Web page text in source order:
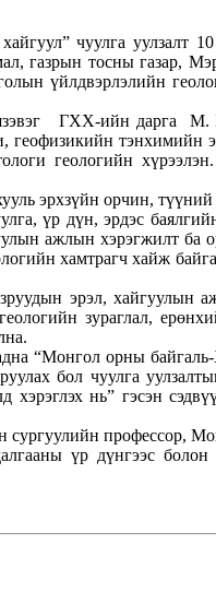
чуулга уулзалт 10
газрын тосны газар,
үйлдвэрлэлийн
ГХХ-ийн дарга
геофизикийн
геологийн хүрээлэн.
эрхзүйн орчин,
үр дүн, эрдэс
ажлын хэрэгжилт ба
хамтрагч хайж
эрэл, хайгуулын
зураглал,
“Монгол орны
бол чуулга
хэрэглэх нь” гэсэн
сургуулийн профессор,
үр дүнгээс болон